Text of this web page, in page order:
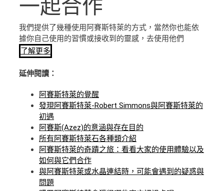
一起合作
我們提供了幾種使用阿賽斯特萊的方式，當然你也能依
據你自己使用的習慣或接收到的靈感，去使用他們
了解更多
延伸閱讀：
阿賽斯特萊的覺醒
發現阿賽斯特萊-Robert Simmons與阿賽斯特萊的
初遇
阿賽斯(Azez)的意涵與存在目的
所有阿賽斯特萊石各種類介紹
阿賽斯特萊的奇蹟之旅：看看大家的使用體驗以及
如何與它們合作
與阿賽斯特萊或水晶連結時，可能會遇到的疑惑與
問題